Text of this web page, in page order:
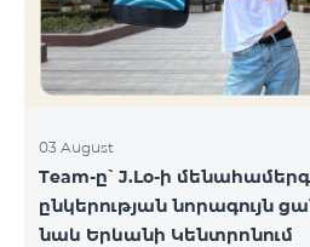
03 August
Team-ը՝ J.Lo-ի
ընկերության նորագույն
նաև Երևանի Կենտրոնում